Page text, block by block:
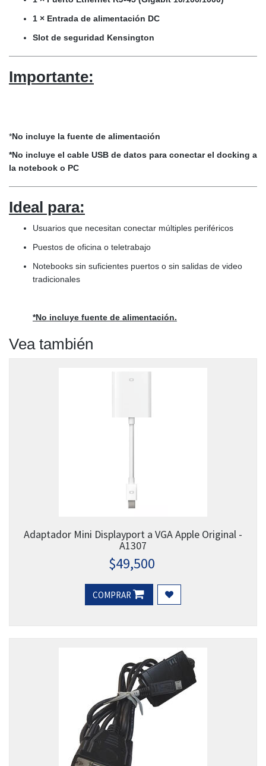
1 × Entrada de alimentación DC
Slot de seguridad Kensington
Importante:
*No incluye la fuente de alimentación
*No incluye el cable USB de datos para conectar el docking a
la notebook o PC
Ideal para:
Usuarios que necesitan conectar múltiples periféricos
Puestos de oficina o teletrabajo
Notebooks sin suficientes puertos o sin salidas de video
tradicionales
*No incluye fuente de alimentación.
Vea también
Adaptador Mini Displayport a VGA Apple Original -
A1307
$49,500
COMPRAR